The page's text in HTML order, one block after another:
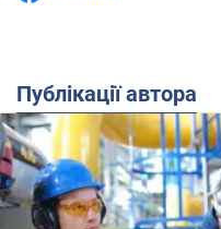
Публікації автора